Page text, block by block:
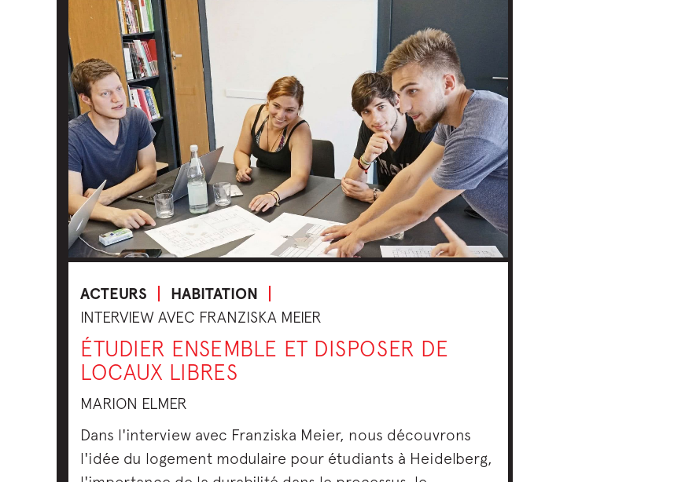
ACTEURS HABITATION
INTERVIEW AVEC FRANZISKA MEIER
ÉTUDIER ENSEMBLE ET DISPOSER DE
LOCAUX LIBRES
MARION ELMER
Dans l'interview avec Franziska Meier, nous découvrons
l'idée du logement modulaire pour étudiants à Heidelberg,